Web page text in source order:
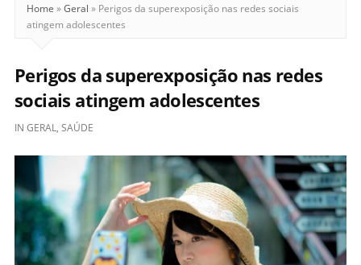
Home »Geral » Perigos da superexposição nas redes sociais
atingem adolescentes
Perigos da superexposição nas redes
sociais atingem adolescentes
IN GERAL, SAÚDE